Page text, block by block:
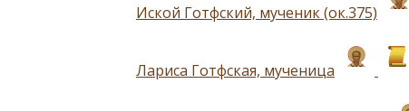
Иской Готфский, мученик (ок.375)
Лариса Готфская, мученица